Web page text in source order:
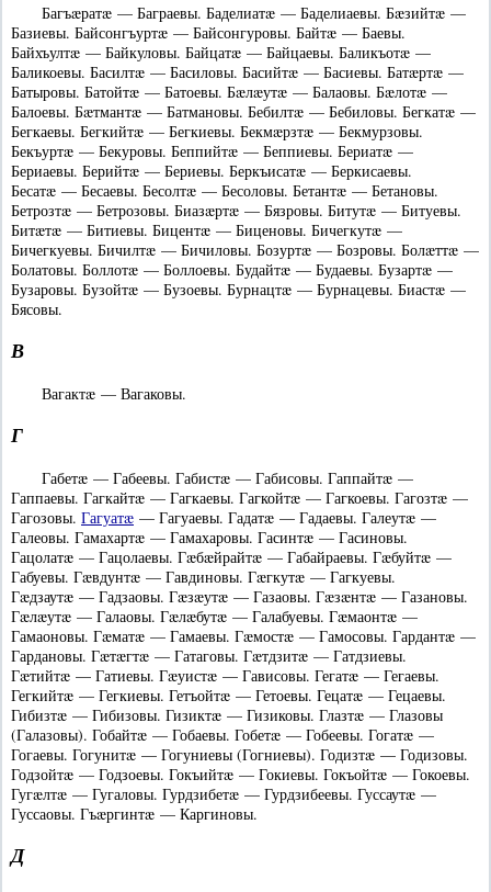
Багъæратæ — Баграевы. Баделиатæ — Баделиаевы. Бæзийтæ —
Базиевы. Байсонгъуртæ — Байсонгуровы. Байтæ — Баевы.
Байхъултæ — Байкуловы. Байцатæ — Байцаевы. Баликъотæ —
Баликоевы. Басилтæ — Басиловы. Басийтæ — Басиевы. Батæртæ —
Батыровы. Батойтæ — Батоевы. Бæлæутæ — Балаовы. Бæлотæ —
Балоевы. Бæтмантæ — Батмановы. Бебилтæ — Бебиловы. Бегкатæ —
Бегкаевы. Бегкийтæ — Бегкиевы. Бекмæрзтæ — Бекмурзовы.
Бекъуртæ — Бекуровы. Беппийтæ — Беппиевы. Бериатæ —
Бериаевы. Берийтæ — Бериевы. Беркъисатæ — Беркисаевы.
Бесатæ — Бесаевы. Бесолтæ — Бесоловы. Бетантæ — Бетановы.
Бетрозтæ — Бетрозовы. Биазæртæ — Бязровы. Битутæ — Битуевы.
Битæтæ — Битиевы. Бицентæ — Биценовы. Бичегкутæ —
Бичегкуевы. Бичилтæ — Бичиловы. Бозуртæ — Бозровы. Болæттæ —
Болатовы. Боллотæ — Боллоевы. Будайтæ — Будаевы. Бузартæ —
Бузаровы. Бузойтæ — Бузоевы. Бурнацтæ — Бурнацевы. Биастæ —
Бясовы.
В
Вагактæ — Вагаковы.
Г
Габетæ — Габеевы. Габистæ — Габисовы. Гаппайтæ —
Гаппаевы. Гагкайтæ — Гагкаевы. Гагкойтæ — Гагкоевы. Гагозтæ —
Гагозовы. Гагуатæ — Гагуаевы. Гадатæ — Гадаевы. Галеутæ —
Галеовы. Гамахартæ — Гамахаровы. Гасинтæ — Гасиновы.
Гацолатæ — Гацолаевы. Гæбæйрайтæ — Габайраевы. Гæбуйтæ —
Габуевы. Гæвдунтæ — Гавдиновы. Гæгкутæ — Гагкуевы.
Гæдзаутæ — Гадзаовы. Гæзæутæ — Газаовы. Гæзæнтæ — Газановы.
Гæлæутæ — Галаовы. Гæлæбутæ — Галабуевы. Гæмаонтæ —
Гамаоновы. Гæматæ — Гамаевы. Гæмостæ — Гамосовы. Гардантæ —
Гардановы. Гæтæгтæ — Гатаговы. Гæтдзитæ — Гатдзиевы.
Гæтийтæ — Гатиевы. Гæуистæ — Гависовы. Гегатæ — Гегаевы.
Гегкийтæ — Гегкиевы. Гетъойтæ — Гетоевы. Гецатæ — Гецаевы.
Гибизтæ — Гибизовы. Гизиктæ — Гизиковы. Глазтæ — Глазовы
(Галазовы). Гобайтæ — Гобаевы. Гобетæ — Гобеевы. Гогатæ —
Гогаевы. Гогунитæ — Гогуниевы (Гогниевы). Годизтæ — Годизовы.
Годзойтæ — Годзоевы. Гокъийтæ — Гокиевы. Гокъойтæ — Гокоевы.
Гугæлтæ — Гугаловы. Гурдзибетæ — Гурдзибеевы. Гуссаутæ —
Гуссаовы. Гъæргинтæ — Каргиновы.
Д